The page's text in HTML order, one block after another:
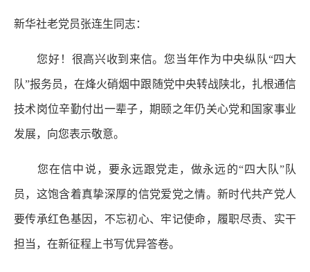
新华社老党员张连生同志：
您好！很高兴收到来信。您当年作为中央纵队“四大
队”报务员，在烽火硝烟中跟随党中央转战陕北，扎根通信
技术岗位辛勤付出一辈子，期颐之年仍关心党和国家事业
发展，向您表示敬意。
您在信中说，要永远跟党走，做永远的“四大队”队
员，这饱含着真挚深厚的信党爱党之情。新时代共产党人
要传承红色基因，不忘初心、牢记使命，履职尽责、实干
担当，在新征程上书写优异答卷。